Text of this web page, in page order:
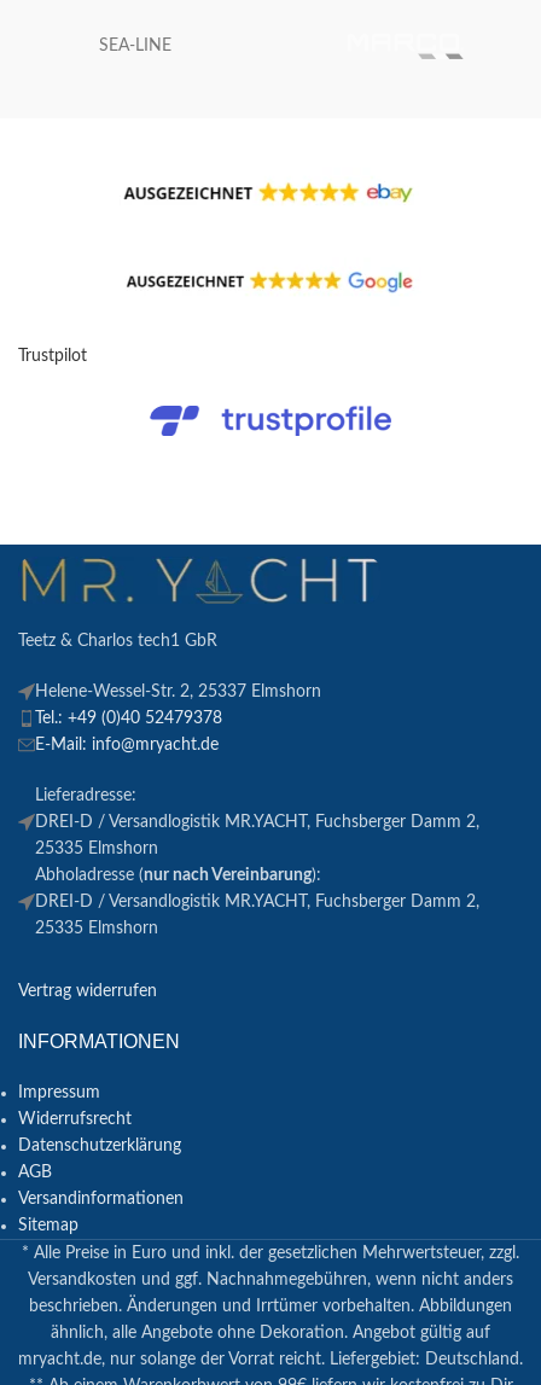
SEA-LINE
Trustpilot
Teetz & Charlos tech1 GbR
Helene-Wessel-Str. 2, 25337 Elmshorn
Tel.: +49 (0)40 52479378
E-Mail: info@mryacht.de
Lieferadresse:
DREI-D / Versandlogistik MR.YACHT, Fuchsberger Damm 2,
25335 Elmshorn
Abholadresse (nur nach Vereinbarung):
DREI-D / Versandlogistik MR.YACHT, Fuchsberger Damm 2,
25335 Elmshorn
Vertrag widerrufen
INFORMATIONEN
Impressum
Widerrufsrecht
Datenschutzerklärung
AGB
Versandinformationen
Sitemap
* Alle Preise in Euro und inkl. der gesetzlichen Mehrwertsteuer, zzgl.
Versandkosten und ggf. Nachnahmegebühren, wenn nicht anders
beschrieben. Änderungen und Irrtümer vorbehalten. Abbildungen
ähnlich, alle Angebote ohne Dekoration. Angebot gültig auf
mryacht.de, nur solange der Vorrat reicht. Liefergebiet: Deutschland.